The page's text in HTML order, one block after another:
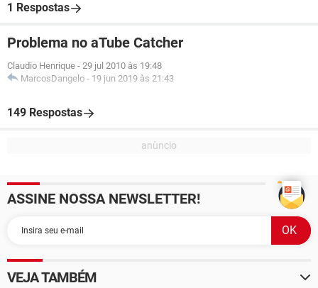
1 Respostas
Problema no aTube Catcher
Claudio Henrique - 29 jul 2010 às 19:48
MarcosDangelo - 19 jun 2019 às 21:43
149 Respostas
ASSINE NOSSA NEWSLETTER!
VEJA TAMBÉM